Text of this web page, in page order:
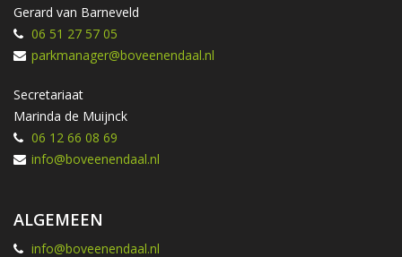
Gerard van Barneveld
06 51 27 57 05
parkmanager@boveenendaal.nl
Secretariaat
Marinda de Muijnck
06 12 66 08 69
info@boveenendaal.nl
ALGEMEEN
info@boveenendaal.nl